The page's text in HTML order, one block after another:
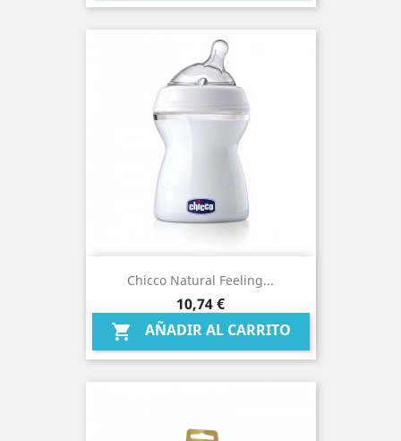
Chicco Natural Feeling...
Precio
10,74 €
 AÑADIR AL CARRITO